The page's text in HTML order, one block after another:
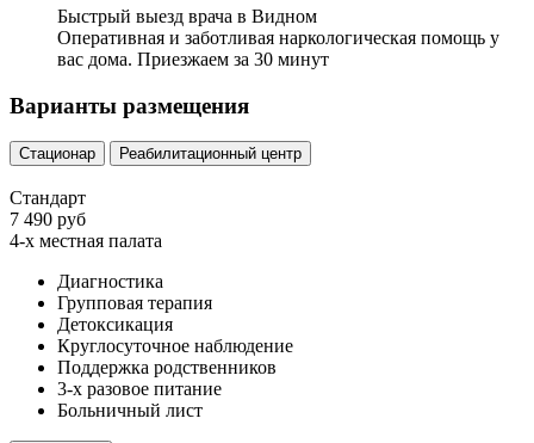
Быстрый выезд врача в Видном
Оперативная и заботливая наркологическая помощь у
вас дома. Приезжаем за 30 минут
Варианты размещения
Стационар Реабилитационный центр
Стандарт
7 490 руб
4-х местная палата
Диагностика
Групповая терапия
Детоксикация
Круглосуточное наблюдение
Поддержка родственников
3-х разовое питание
Больничный лист